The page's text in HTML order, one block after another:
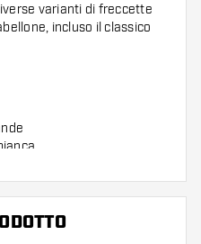
varianti di freccette
incluso il classico
Pentel su questo